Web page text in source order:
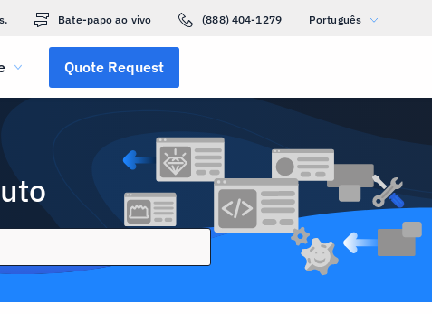
Bate-papo ao vivo (888) 404-1279 Português
Quote Request